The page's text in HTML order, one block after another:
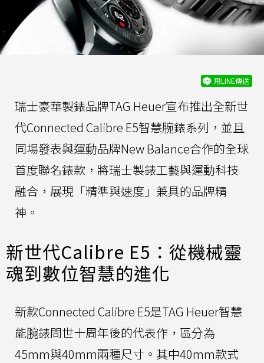
用LINE傳送
瑞士豪華製錶品牌TAG Heuer宣布推出全新世
代Connected Calibre E5智慧腕錶系列，並且
同場發表與運動品牌New Balance合作的全球
首度聯名錶款，將瑞士製錶工藝與運動科技
融合，展現「精準與速度」兼具的品牌精
神。
新世代Calibre E5：從機械靈
魂到數位智慧的進化
新款Connected Calibre E5是TAG Heuer智慧
能腕錶問世十周年後的代表作，區分為
45mm與40mm兩種尺寸。其中40mm款式